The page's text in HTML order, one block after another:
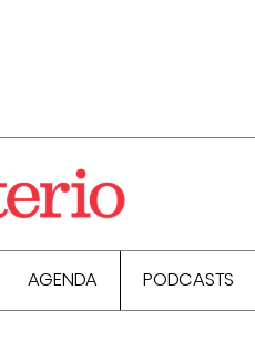
AGENDA PODCASTS